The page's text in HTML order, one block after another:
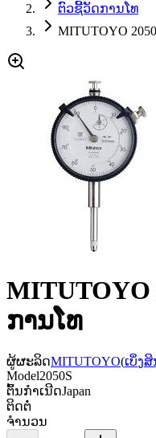
ຕົວຊີ້ວັດການໂທ
MITUTOYO
MITUTOYO
ການໂທ
ຜູ້ຜະລິດMITUTOYO(ເບິ່ງ
Model2050S
ຕົ້ນກຳເນີດJapan
ຕິດຕໍ່
ຈຳນວນ